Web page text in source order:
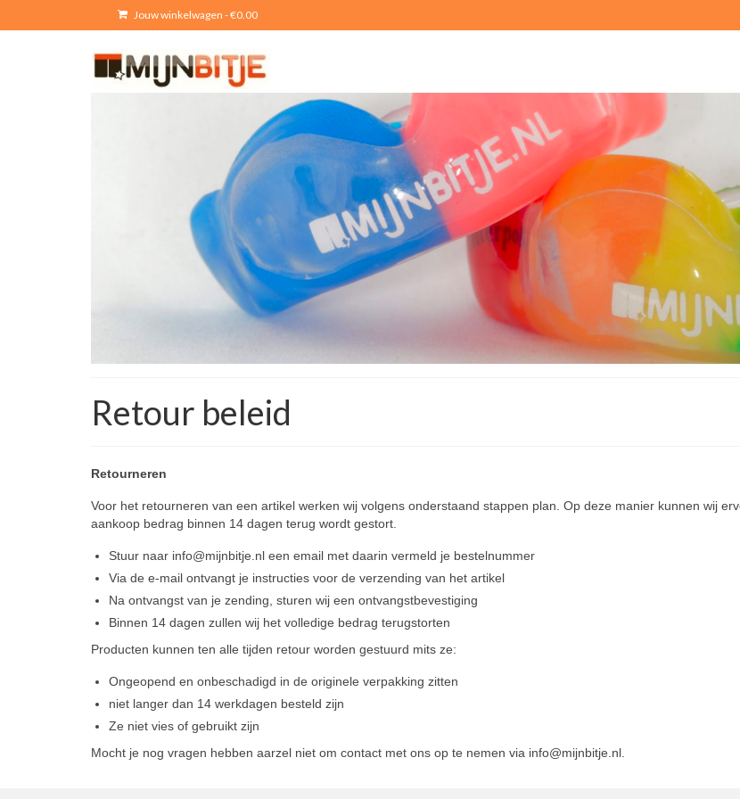
Jouw winkelwagen -€0.00
Retour beleid
Retourneren
Voor het retourneren van een artikel werken wij volgens onderstaand stappen plan. Op deze manier kunnen wij
aankoop bedrag binnen 14 dagen terug wordt gestort.
Stuur naar info@mijnbitje.nl een email met daarin vermeld je bestelnummer
Via de e-mail ontvangt je instructies voor de verzending van het artikel
Na ontvangst van je zending, sturen wij een ontvangstbevestiging
Binnen 14 dagen zullen wij het volledige bedrag terugstorten
Producten kunnen ten alle tijden retour worden gestuurd mits ze:
Ongeopend en onbeschadigd in de originele verpakking zitten
niet langer dan 14 werkdagen besteld zijn
Ze niet vies of gebruikt zijn
Mocht je nog vragen hebben aarzel niet om contact met ons op te nemen via info@mijnbitje.nl.